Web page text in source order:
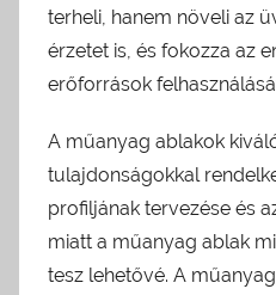
terheli, hanem növeli az
érzetet is, és fokozza az
erőforrások
A műanyag ablakok
tulajdonságokkal
profiljának tervezése és
miatt a műanyag ablak
tesz lehetővé. A